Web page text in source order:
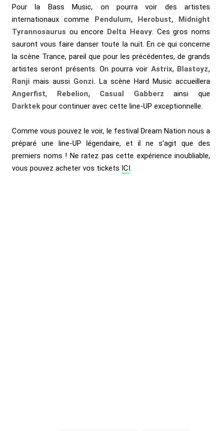
Pour la Bass Music, on pourra voir des artistes
internationaux comme Pendulum, Herobust, Midnight
Tyrannosaurus ou encore Delta Heavy. Ces gros noms
sauront vous faire danser toute la nuit. En ce qui concerne
la scène Trance, pareil que pour les précédentes, de grands
artistes seront présents. On pourra voir Astrix, Blastoyz,
Ranji mais aussi Gonzi. La scène Hard Music accueillera
Angerfist, Rebelion, Casual Gabberzainsi que
Darktek pour continuer avec cette line-UP exceptionnelle.
Comme vous pouvez le voir, le festival Dream Nation nous a
préparé une line-UP légendaire, et il ne s’agit que des
premiers noms ! Ne ratez pas cette expérience inoubliable,
vous pouvez acheter vos tickets ICI.